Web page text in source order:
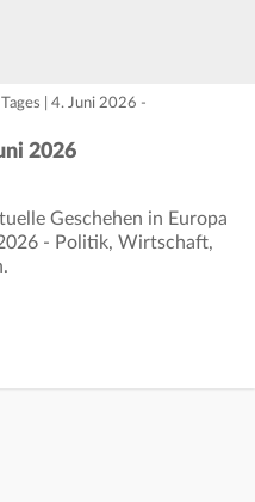
| 4. Juni 2026 -
2026
Geschehen in Europa
- Politik, Wirtschaft,